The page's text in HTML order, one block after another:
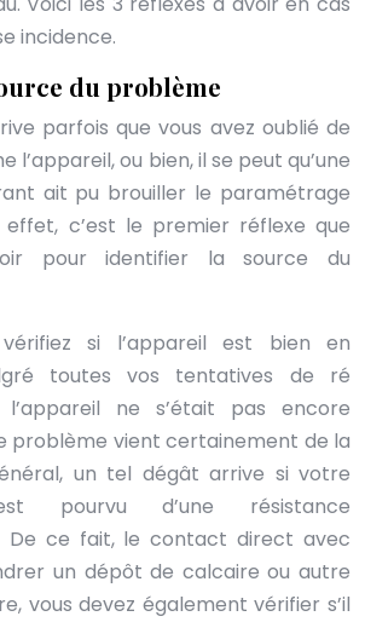
incidence.
du problème
parfois que vous avez oublié de
ou bien, il se peut qu’une
ait pu brouiller le paramétrage
effet, c’est le premier réflexe que
pour identifier la source du
si l’appareil est bien en
toutes vos tentatives de ré
l’appareil ne s’était pas encore
problème vient certainement de la
un tel dégât arrive si votre
pourvu d’une résistance
De ce fait, le contact direct avec
un dépôt de calcaire ou autre
vous devez également vérifier s’il